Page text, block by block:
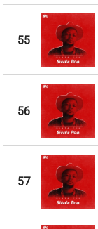
55
56
57